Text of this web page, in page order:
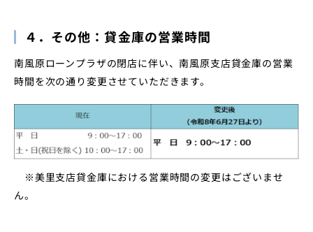
４．その他：貸金庫の営業時間
南風原ローンプラザの閉店に伴い、南風原支店貸金庫の営業
時間を次の通り変更させていただきます。
※美里支店貸金庫における営業時間の変更はございませ
ん。